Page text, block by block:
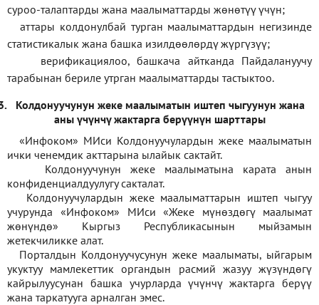
суроо-талаптарды жана маалыматтарды жөнөтүү үчүн;
аттары колдонулбай турган маалыматтардын негизинде
статистикалык жана башка изилдөөлөрдү жүргүзүү;
верификациялоо,башкача айтканда Пайдалануучу
тарабынан бериле утрган маалыматтарды тастыктоо.
Колдонуучунун жеке маалыматын иштеп чыгуунун жана
аны үчүнчү жактарга берүүнүн шарттары
«Инфоком» МИси Колдонуучулардын жеке маалыматын
ички ченемдик акттарына ылайык сактайт.
Колдонуучунун жеке маалыматына карата анын
конфиденциалдуулугу сакталат.
Колдонуучулардын жеке маалыматтарын иштеп чыгуу
учурунда «Инфоком» МИси«Жеке мүнөздөгү маалымат
жөнүндө» Кыргыз Республикасынын мыйзамын
жетекчиликке алат.
Порталдын Колдонуучусунун жеке маалыматы, ыйгарым
укуктуу мамлекеттик органдын расмий жазуу жүзүндөгү
кайрылуусунан башка учурларда үчүнчү жактарга берүү
жана таркатууга арналган эмес.